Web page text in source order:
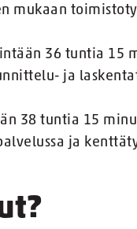
mukaan
36 tuntia 15
ja
38 tuntia 15
ja